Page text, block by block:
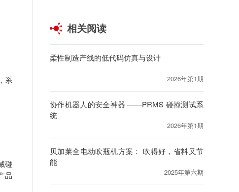
系
碰
品
相关阅读
柔性制造产线的低代码仿真与设计
2026年第1期
协作机器人的安全神器 ——PRMS 碰撞测试系
统
2026年第1期
贝加莱全电动吹瓶机方案： 吹得好，省料又节
能
2025年第六期